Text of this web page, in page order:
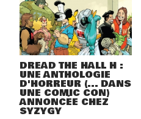
DREAD THE HALL H :
UNE ANTHOLOGIE
D'HORREUR (... DANS
UNE COMIC CON)
ANNONCÉE CHEZ
SYZYGY